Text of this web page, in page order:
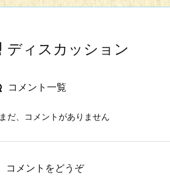
ディスカッション
コメント一覧
まだ、コメントがありません
コメントをどうぞ